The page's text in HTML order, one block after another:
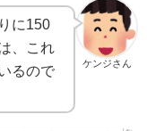
ケンジさん
に150
、これ
るので